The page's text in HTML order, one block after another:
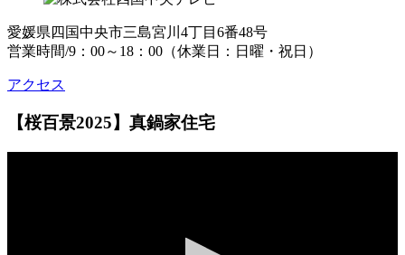
愛媛県四国中央市三島宮川4丁目6番48号
営業時間/9：00～18：00（休業日：日曜・祝日）
アクセス
【桜百景2025】真鍋家住宅